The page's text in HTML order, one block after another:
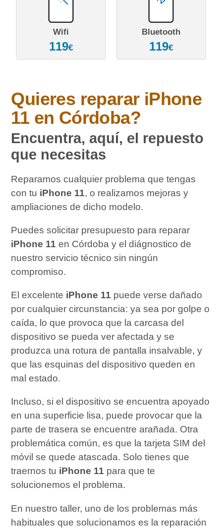
Wifi
119€
Bluetooth
119€
Quieres reparar iPhone
11 en Córdoba?
Encuentra, aquí, el repuesto
que necesitas
Reparamos cualquier problema que tengas
con tu iPhone 11, o realizamos mejoras y
ampliaciones de dicho modelo.
Puedes solicitar presupuesto para reparar
iPhone 11 en Córdoba y el diágnostico de
nuestro servicio técnico sin ningún
compromiso.
El excelente iPhone 11 puede verse dañado
por cualquier circunstancia: ya sea por golpe o
caída, lo que provoca que la carcasa del
dispositivo se pueda ver afectada y se
produzca una rotura de pantalla insalvable, y
que las esquinas del dispositivo queden en
mal estado.
Incluso, si el dispositivo se encuentra apoyado
en una superficie lisa, puede provocar que la
parte de trasera se encuentre arañada. Otra
problemática común, es que la tarjeta SIM del
móvil se quede atascada. Solo tienes que
traernos tu iPhone 11 para que te
solucionemos el problema.
En nuestro taller, uno de los problemas más
habituales que solucionamos es la reparación